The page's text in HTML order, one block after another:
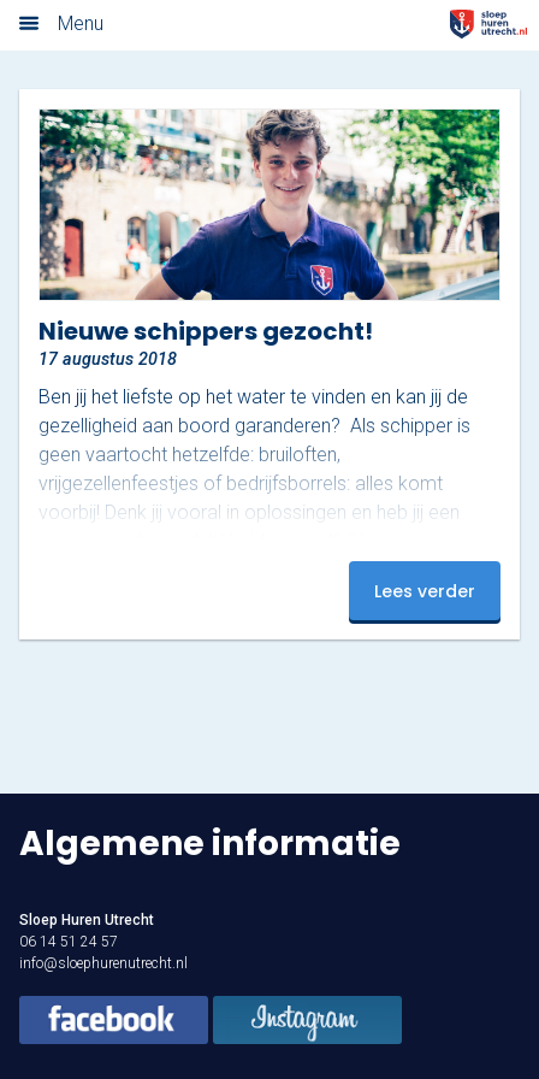
Menu
Nieuwsoverzicht
Tarieven
Rondvaart met schipper
Opstaplocaties
Zelf varen in elektrosloep
Cateringmenu
Arrangementen
Varen & Lunch
Werken bij Sloep Huren Utrecht
Nu aanvragen
Algemene voorwaarden
Nieuwe schippers gezocht!
17 augustus 2018
Ben jij het liefste op het water te vinden en kan jij de
gezelligheid aan boord garanderen? Als schipper is
geen vaartocht hetzelfde: bruiloften,
vrijgezellenfeestjes of bedrijfsborrels: alles komt
voorbij! Denk jij vooral in oplossingen en heb jij een
motivatie en cv naar info@sloephurenutrecht.nl en
Lees verder
Algemene informatie
Sloep Huren Utrecht
06 14 51 24 57
info@sloephurenutrecht.nl